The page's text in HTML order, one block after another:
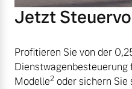
Jetzt
Profitieren Sie von der
Modelle2 oder sichern Sie